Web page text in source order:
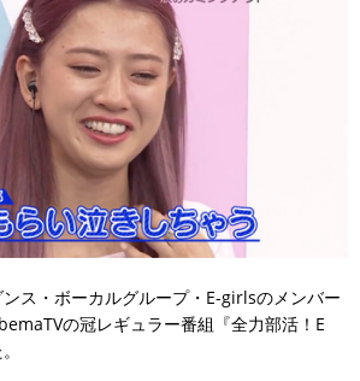
ス・ボーカルグループ・E-girlsのメンバー
の冠レギュラー番組『全力部活！E